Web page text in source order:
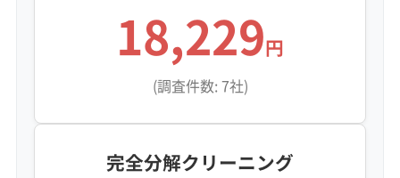
18,229円
(調査件数: 7社)
完全分解クリーニング